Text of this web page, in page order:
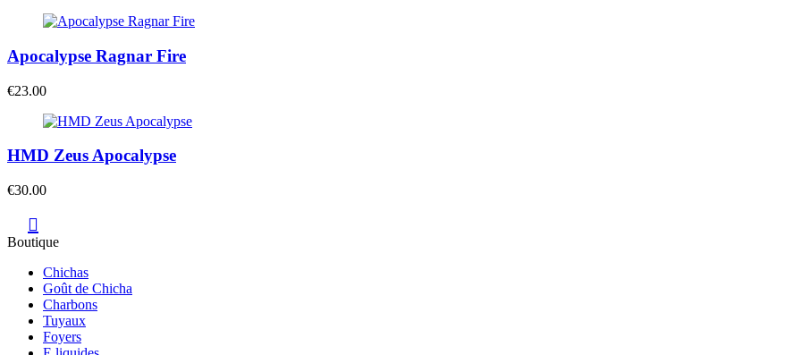
Apocalypse Ragnar Fire
€23.00
HMD Zeus Apocalypse
€30.00
Boutique
Chichas
Goût de Chicha
Charbons
Tuyaux
Foyers